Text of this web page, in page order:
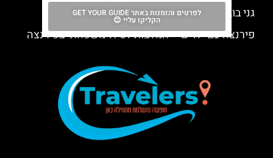
גני בובולי (Giardino di Boboli)
פירנצה עם ילדים – המלצות לטיול משפחתי בפירנצה
לפרטים והזמנות באתר GET YOUR GUIDE
הקליקו עליי 😊